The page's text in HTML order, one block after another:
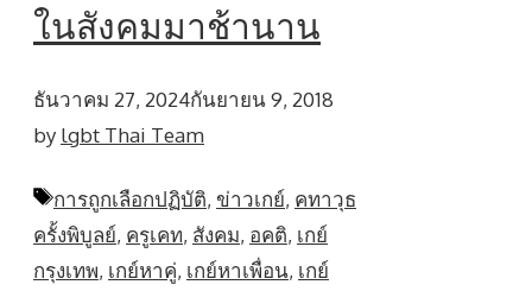
ในสังคมมาช้านาน
ธันวาคม 27, 2024กันยายน 9, 2018
by lgbt Thai Team
Tags
การถูกเลือกปฏิบัติ, ข่าวเกย์, คทาวุธ
ครั้งพิบูลย์, ครูเคท, สังคม, อคติ, เกย์
กรุงเทพ, เกย์หาคู่, เกย์หาเพื่อน, เกย์